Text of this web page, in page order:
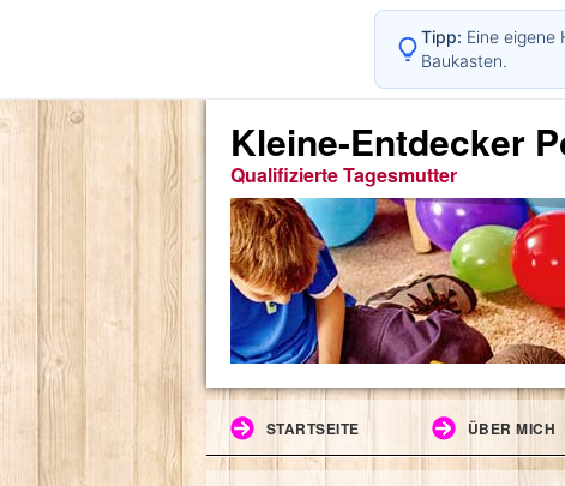
Kleine-Entdecker
Qualifizierte Tagesmutter
STARTSEITE ÜBER MICH
Tipp: Eine
Baukasten.